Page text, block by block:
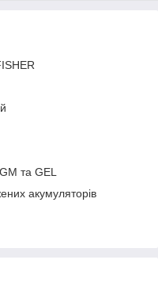
та GEL
акумуляторів